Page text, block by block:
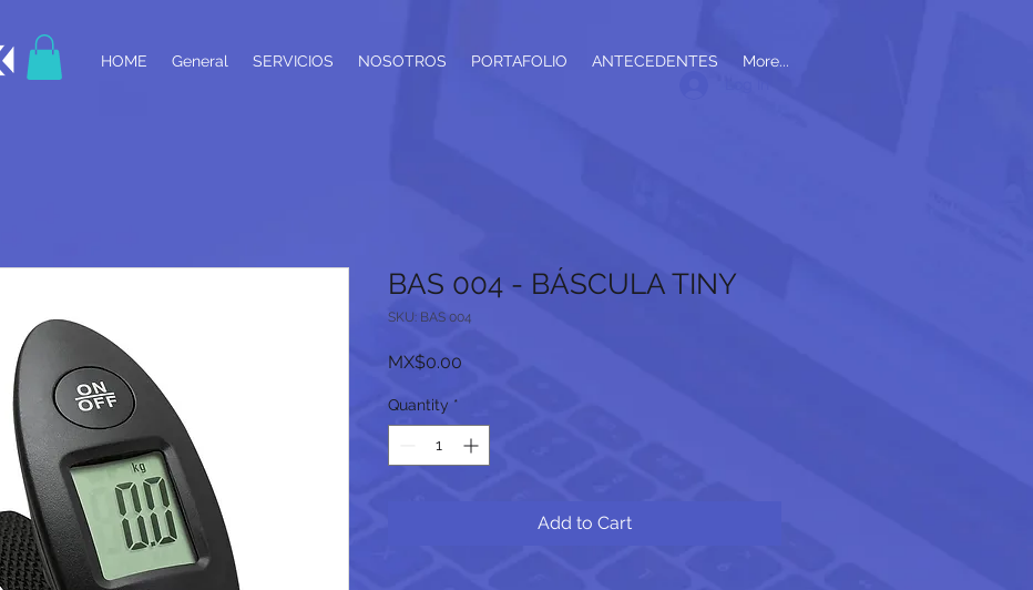
HOME General SERVICIOS NOSOTROS PORTAFOLIO ANTECEDENTES
More...
BAS 004 - BÁSCULA TINY
SKU: BAS 004
MX$0.00
Quantity *
Add to Cart